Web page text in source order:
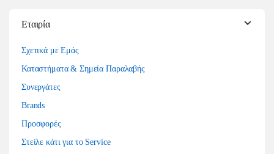
Εταιρία
Σχετικά με Εμάς
Καταστήματα & Σημεία Παραλαβής
Συνεργάτες
Brands
Προσφορές
Στείλε κάτι για το Service